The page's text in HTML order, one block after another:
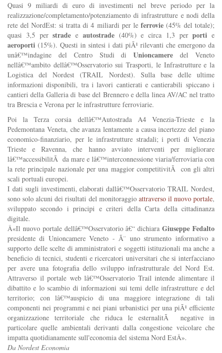
Quasi 9 miliardi di euro di investimenti nel breve periodo per la
realizzazione/completamento/potenziamento di infrastrutture e nodi della
rete del NordEst: si tratta di 4 miliardi per le ferrovie(45% del totale);
quasi 3,5 perstrade e autostrade (40%) e circa 1,3 perporti e
aeroporti (15%). Questi in sintesi i dati piÃ¹ rilevanti che emergono da
unâ€™indagine del Centro Studi diUnioncameredel Veneto
nellâ€™ambito dellâ€™Osservatorio sui Trasporti, le Infrastrutture e la
Logistica del Nordest (TRAIL Nordest). Sulla base delle ultime
informazioni disponibili, tra i lavori cantierati e cantierabili spiccano i
cantieri della Galleria di base del Brennero e della linea AV/AC nel tratto
tra Brescia e Verona per le infrastrutture ferroviarie.
Poi la Terza corsia dellâ€™Autostrada A4 Venezia-Trieste e la
Pedemontana Veneta, che avanza lentamente a causa incertezze del piano
economico-finanziario, per le infrastrutture stradali; i porti di Venezia
Trieste e Ravenna, che hanno avviato interventi per migliorare
lâ€™accessibilitÃ da mare e lâ€™interconnessione viaria/ferroviaria con
la rete principale nazionale per una maggior competitivitÃ con gli altri
scali portuali europei.
I dati sugli investimenti, elaborati dallâ€™Osservatorio TRAIL Nordest,
sono solo alcuni dei risultati del monitoraggio attraverso il nuovo portale,
sviluppato secondo i principi e criteri della Carta della cittadinanza
digitale.
Â«Il nuovo portale dellâ€™Osservatorio â€“ dichiaraGiuseppe Fedalto
presidente di Unioncamere Veneto - Ã¨ uno strumento informativo a
supporto delle scelte di amministratori e soggetti istituzionali ma anche a
beneficio di tecnici, studenti e ricercatori universitari che si interfacciano
per avere una fotografia dello sviluppo infrastrutturale del Nord Est.
Attraverso il portale web lâ€™Osservatorio Trail intende alimentare il
dibattito e lo scambio di informazioni sui temi delle infrastrutture e del
territorio; con lâ€™auspicio di una maggiore integrazione di tali
componenti nei programmi e nei piani urbanistici per una piÃ¹ efficiente
organizzazione territoriale che riduca le esternalitÃ negative in
particolare quelle ambientali derivanti dalla congestione veicolare che
impatta quotidianamente sull'economia del sistema Nord EstÂ».
Da Nordest Economia